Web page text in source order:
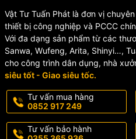
🎯 Vì Sao Nên
Tiểu Nam
✔️ Thương hiệu INAX uy tín hàng
✔️ Tiết kiệm nước hiệu quả, giảm
✔️ Chất lượng bền bỉ, ít hư hỏng.
✔️ Dễ dàng thay thế và bảo trì.
Vật Tư Tuấn Phát là đơn vị
thiết bị công nghiệp và PCCC
Với đa dạng sản phẩm từ các
Sanwa, Wufeng, Arita, Shinyi…,
cho công trình dân dụng, nhà
siêu tốt - Giao siêu tốc.
Tư vấn mua hàng
0852 917 249
Tư vấn bảo hành